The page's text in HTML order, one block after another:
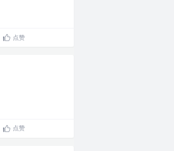
点赞
点赞